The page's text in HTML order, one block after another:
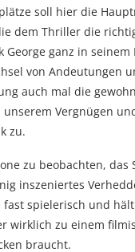
soll hier die
dem Thriller die
ganz in seinem
von Andeutungen
auch mal die
Vergnügen
zu.
zu beobachten, das
inszeniertes
spielerisch und
wirklich zu einem
braucht.